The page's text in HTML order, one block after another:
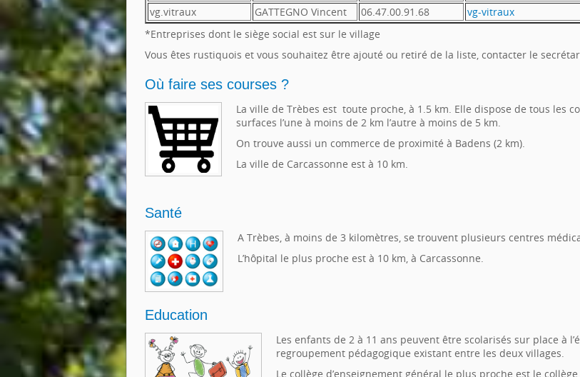
vg.vitraux GATTEGNO Vincent 06.47.00.91.68
vg-vitraux
*Entreprises dont le siège social est sur le village
Vous êtes rustiquois et vous souhaitez être ajouté ou retiré de la liste, contacter le
Où faire ses courses ?
La ville de Trèbes est toute proche, à 1.5 km. Elle dispose de tous les
surfaces l’une à moins de 2 km l’autre à moins de 5 km.
On trouve aussi un commerce de proximité à Badens (2 km).
La ville de Carcassonne est à 10 km.
Santé
A Trèbes, à moins de 3 kilomètres, se trouvent plusieurs centres
L’hôpital le plus proche est à 10 km, à Carcassonne.
Education
Les enfants de 2 à 11 ans peuvent être scolarisés sur place à
regroupement pédagogique existant entre les deux villages.
Le collège d’enseignement général le plus proche est le